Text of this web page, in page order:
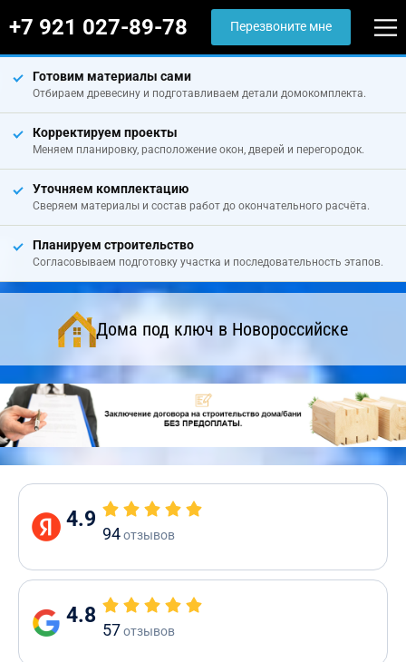
+7 921 027-89-78 Перезвоните мне
Готовим материалы сами
Отбираем древесину и подготавливаем детали домокомплекта.
Корректируем проекты
Меняем планировку, расположение окон, дверей и перегородок.
Уточняем комплектацию
Сверяем материалы и состав работ до окончательного расчёта.
Планируем строительство
Согласовываем подготовку участка и последовательность этапов.
Дома под ключ в Новороссийске
4.9
94отзывов
4.8
57отзывов